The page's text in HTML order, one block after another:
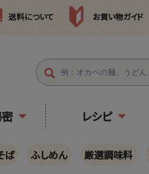
送料について お買い物ガイド
レシピ
ば ふしめん 厳選調味料